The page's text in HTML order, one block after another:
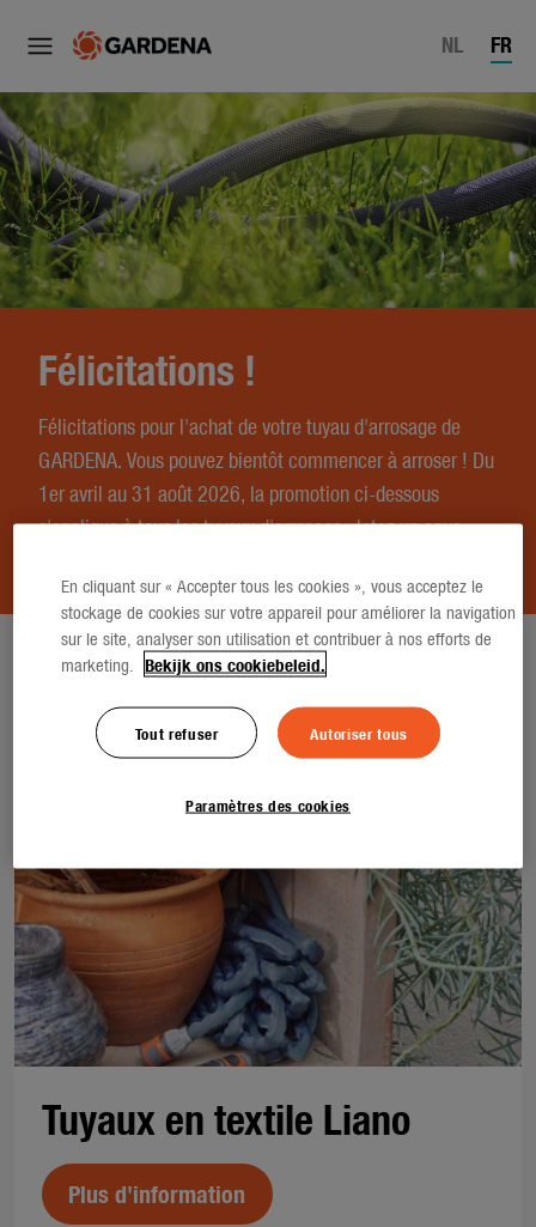
NL FR
Félicitations !
Félicitations pour l'achat de votre tuyau d'arrosage de
GARDENA. Vous pouvez bientôt commencer à arroser ! Du
1er avril au 31 août 2026, la promotion ci-dessous
s'applique à tous les tuyaux d'arrosage. Jetez un coup
/ GARDENA Tuyaux d'arrosage
Sélectionnez ici le type de produit que vous
Tuyaux en textile Liano
Plus d'information
En cliquant sur « Accepter tous les cookies », vous acceptez le
stockage de cookies sur votre appareil pour améliorer la navigation
sur le site, analyser son utilisation et contribuer à nos efforts de
marketing.
Bekijk ons cookiebeleid.
Tout refuser Autoriser tous
Paramètres des cookies